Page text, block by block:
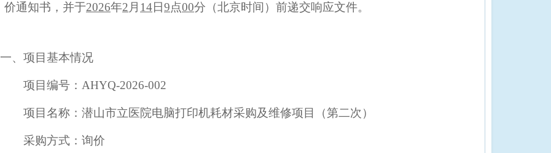
价通知书 ，并于2026年2 月 14日9点00分（北京时间）前递交响应文件。
一、项目基本情况
项目编号： AHYQ-2026-002
项目名称： 潜山市立医院电脑打印机耗材采购及维修项目（第二次 ）
采购方式： 询价